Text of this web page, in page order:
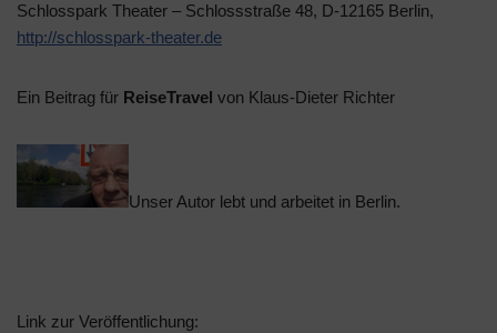
Schlosspark Theater – Schlossstraße 48, D-12165 Berlin,
http://schlosspark-theater.de
Ein Beitrag für ReiseTravel von Klaus-Dieter Richter
Unser Autor lebt und arbeitet in Berlin.
Link zur Veröffentlichung: